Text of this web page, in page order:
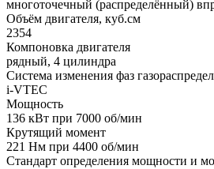
многоточечный (распределённый)
Объём двигателя, куб.см
2354
Компоновка двигателя
рядный, 4 цилиндра
Система изменения фаз
i-VTEC
Мощность
136 кВт при 7000 об/мин
Крутящий момент
221 Нм при 4400 об/мин
Стандарт определения мощности и